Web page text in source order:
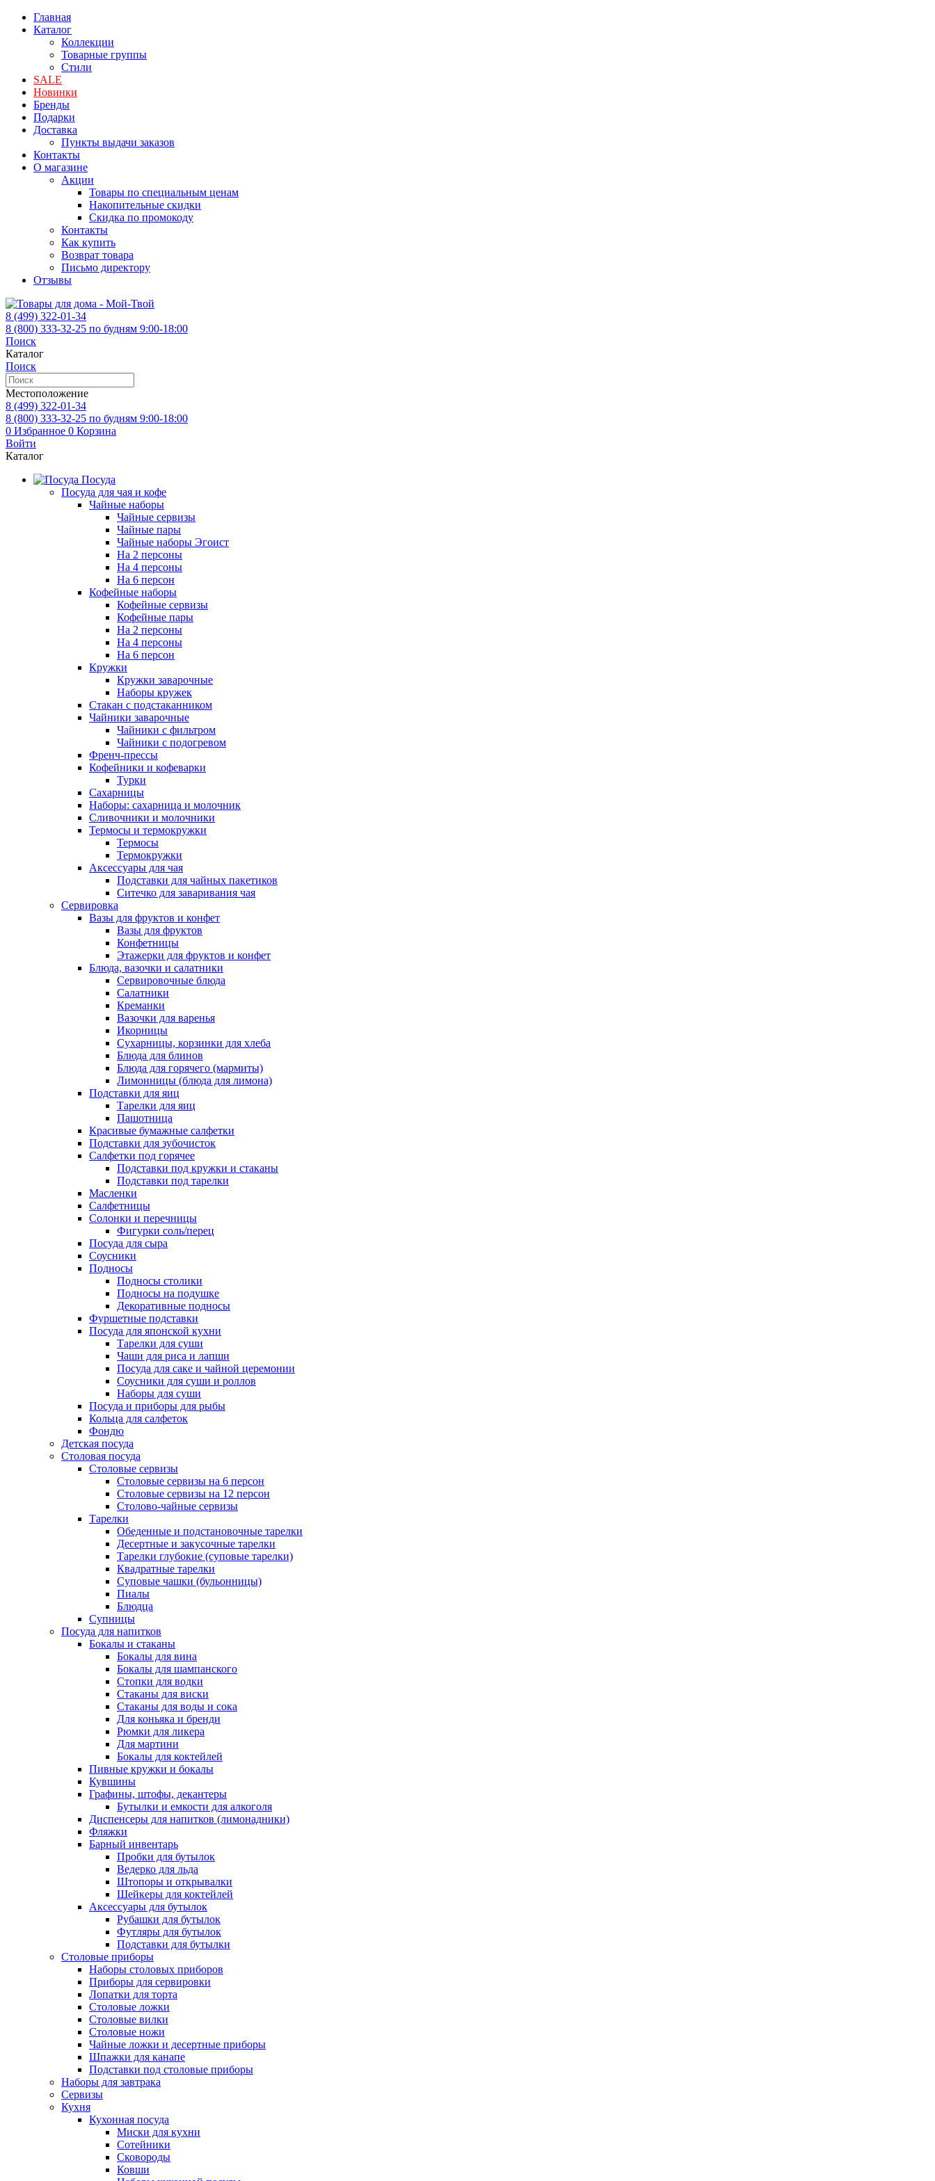
Главная
Каталог
Коллекции
Товарные группы
Стили
SALE
Новинки
Бренды
Подарки
Доставка
Пункты выдачи заказов
Контакты
О магазине
Акции
Товары по специальным ценам
Накопительные скидки
Скидка по промокоду
Контакты
Как купить
Возврат товара
Письмо директору
Отзывы
8 (499) 322-01-34
8 (800) 333-32-25 по будням 9:00-18:00
Поиск
Каталог
Поиск
Местоположение
8 (499) 322-01-34
8 (800) 333-32-25 по будням 9:00-18:00
0 Избранное 0 Корзина
Войти
Каталог
Посуда
Посуда для чая и кофе
Чайные наборы
Чайные сервизы
Чайные пары
Чайные наборы Эгоист
На 2 персоны
На 4 персоны
На 6 персон
Кофейные наборы
Кофейные сервизы
Кофейные пары
На 2 персоны
На 4 персоны
На 6 персон
Кружки
Кружки заварочные
Наборы кружек
Стакан с подстаканником
Чайники заварочные
Чайники с фильтром
Чайники с подогревом
Френч-прессы
Кофейники и кофеварки
Турки
Сахарницы
Наборы: сахарница и молочник
Сливочники и молочники
Термосы и термокружки
Термосы
Термокружки
Аксессуары для чая
Подставки для чайных пакетиков
Ситечко для заваривания чая
Сервировка
Вазы для фруктов и конфет
Вазы для фруктов
Конфетницы
Этажерки для фруктов и конфет
Блюда, вазочки и салатники
Сервировочные блюда
Салатники
Креманки
Вазочки для варенья
Икорницы
Сухарницы, корзинки для хлеба
Блюда для блинов
Блюда для горячего (мармиты)
Лимонницы (блюда для лимона)
Подставки для яиц
Тарелки для яиц
Пашотница
Красивые бумажные салфетки
Подставки для зубочисток
Салфетки под горячее
Подставки под кружки и стаканы
Подставки под тарелки
Масленки
Салфетницы
Солонки и перечницы
Фигурки соль/перец
Посуда для сыра
Соусники
Подносы
Подносы столики
Подносы на подушке
Декоративные подносы
Фуршетные подставки
Посуда для японской кухни
Тарелки для суши
Чаши для риса и лапши
Посуда для саке и чайной церемонии
Соусники для суши и роллов
Наборы для суши
Посуда и приборы для рыбы
Кольца для салфеток
Фондю
Детская посуда
Столовая посуда
Столовые сервизы
Столовые сервизы на 6 персон
Столовые сервизы на 12 персон
Столово-чайные сервизы
Тарелки
Обеденные и подстановочные тарелки
Десертные и закусочные тарелки
Тарелки глубокие (суповые тарелки)
Квадратные тарелки
Суповые чашки (бульонницы)
Пиалы
Блюдца
Супницы
Посуда для напитков
Бокалы и стаканы
Бокалы для вина
Бокалы для шампанского
Стопки для водки
Стаканы для виски
Стаканы для воды и сока
Для коньяка и бренди
Рюмки для ликера
Для мартини
Бокалы для коктейлей
Пивные кружки и бокалы
Кувшины
Графины, штофы, декантеры
Бутылки и емкости для алкоголя
Диспенсеры для напитков (лимонадники)
Фляжки
Барный инвентарь
Пробки для бутылок
Ведерко для льда
Штопоры и открывалки
Шейкеры для коктейлей
Аксессуары для бутылок
Рубашки для бутылок
Футляры для бутылок
Подставки для бутылки
Столовые приборы
Наборы столовых приборов
Приборы для сервировки
Лопатки для торта
Столовые ложки
Столовые вилки
Столовые ножи
Чайные ложки и десертные приборы
Шпажки для канапе
Подставки под столовые приборы
Наборы для завтрака
Сервизы
Кухня
Кухонная посуда
Миски для кухни
Сотейники
Сковороды
Ковши